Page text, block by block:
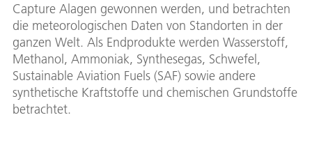
Capture Alagen gewonnen werden, und betrachten
die meteorologischen Daten von Standorten in der
ganzen Welt. Als Endprodukte werden Wasserstoff,
Methanol, Ammoniak, Synthesegas, Schwefel,
Sustainable Aviation Fuels (SAF) sowie andere
synthetische Kraftstoffe und chemischen Grundstoffe
betrachtet.